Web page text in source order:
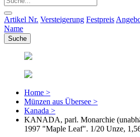
Artikel Nr. Versteigerung Festpreis
Name
Home >
Münzen aus Übersee >
Kanada >
KANADA, parl. Monarchie
1997 "Maple Leaf". 1/20 Unze,